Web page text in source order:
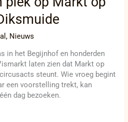
, Nieuws
in het Begijnhof en honderden
laten zien dat Markt op
steunt. Wie vroeg begint
een voorstelling trekt, kan
dag bezoeken.